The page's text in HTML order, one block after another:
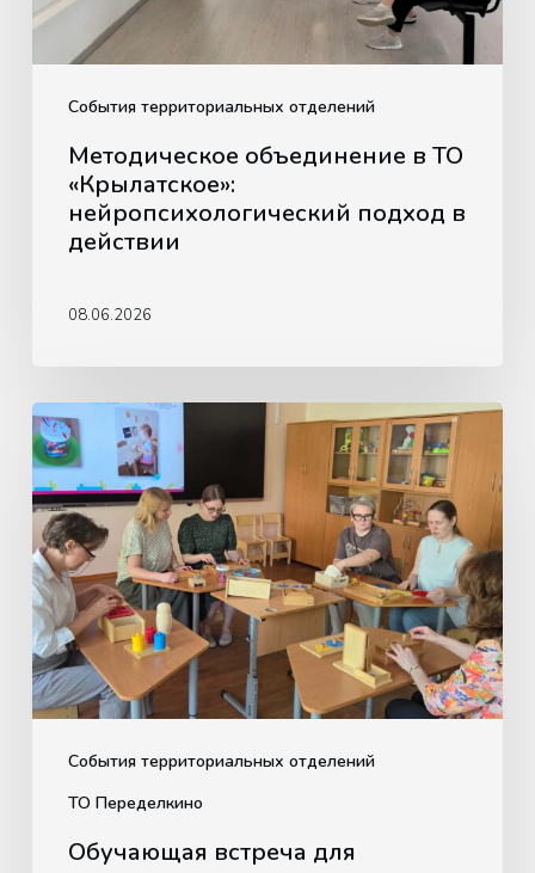
События территориальных отделений
действии
Методическое объединение в ТО
«Крылатское»:
нейропсихологический подход в
действии
08.06.2026
События территориальных отделений
ТО Переделкино
Обучающая
встреча
для
педагогов
по
использованию
материалов
Монтессори
Обучающая встреча для